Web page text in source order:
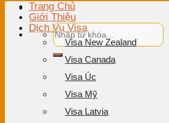
Trang Chủ
Giới Thiệu
Dịch Vụ Visa
Visa New Zealand
Visa Canada
Visa Úc
Visa Mỹ
Visa Latvia